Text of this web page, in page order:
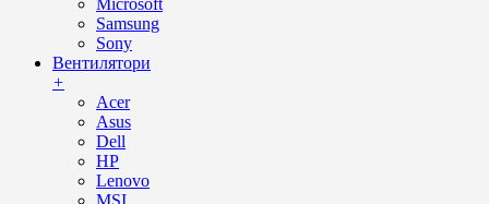
Microsoft
Samsung
Sony
Вентилятори
+
Acer
Asus
Dell
HP
Lenovo
MSI